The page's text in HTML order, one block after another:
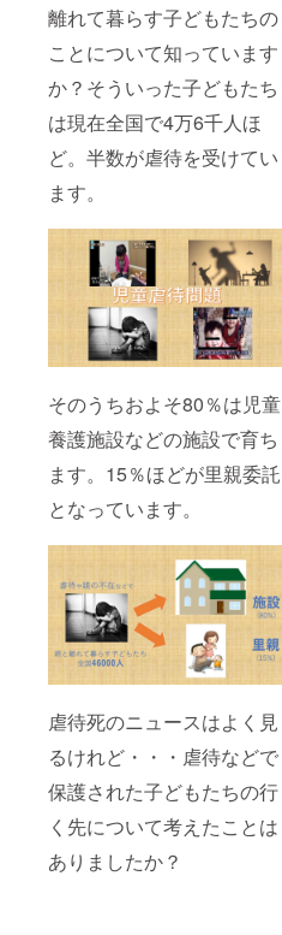
離れて暮らす子どもたちの
ことについて知っています
か？そういった子どもたち
は現在全国で4万6千人ほ
ど。半数が虐待を受けてい
ます。
そのうちおよそ80％は児童
養護施設などの施設で育ち
ます。15％ほどが里親委託
となっています。
虐待死のニュースはよく見
るけれど・・・虐待などで
保護された子どもたちの行
く先について考えたことは
ありましたか？